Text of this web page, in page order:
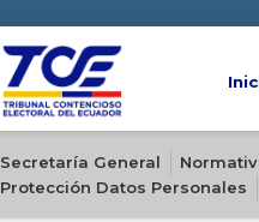
Secretaría General
Protección Datos Personales